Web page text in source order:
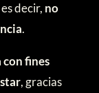
decir, no
.
con fines
, gracias